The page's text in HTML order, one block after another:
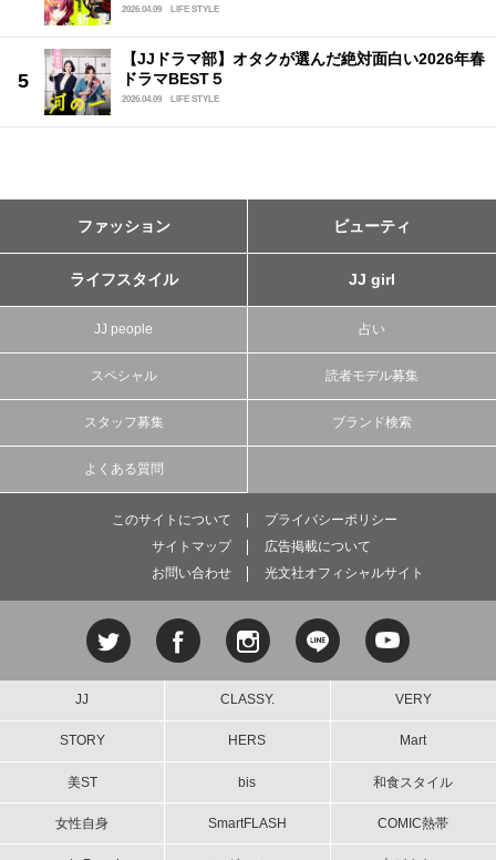
2026.04.09 LIFE STYLE
【JJドラマ部】オタクが選んだ絶対面白い2026年春
ドラマBEST５
2026.04.09 LIFE STYLE
ファッション ビューティ
ライフスタイル JJ girl
JJ people 占い
スペシャル 読者モデル募集
スタッフ募集 ブランド検索
よくある質問
このサイトについて
プライバシーポリシー
サイトマップ
広告掲載について
お問い合わせ
光文社オフィシャルサイト
JJ CLASSY. VERY
STORY HERS Mart
美ST bis 和食スタイル
女性自身 SmartFLASH COMIC熱帯